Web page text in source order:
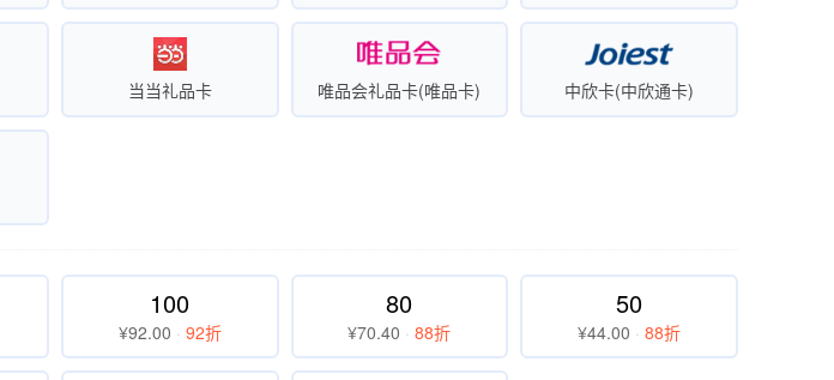
当当礼品卡 唯品会礼品卡(唯品卡) 中欣卡(中欣通卡)
100
¥92.00 · 92折
80
¥70.40 · 88折
50
¥44.00 · 88折